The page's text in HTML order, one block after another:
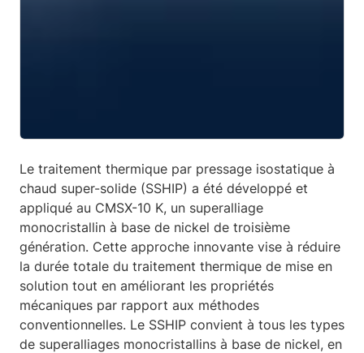
Le traitement thermique par pressage isostatique à
chaud super-solide (SSHIP) a été développé et
appliqué au CMSX-10 K, un superalliage
monocristallin à base de nickel de troisième
génération. Cette approche innovante vise à réduire
la durée totale du traitement thermique de mise en
solution tout en améliorant les propriétés
mécaniques par rapport aux méthodes
conventionnelles. Le SSHIP convient à tous les types
de superalliages monocristallins à base de nickel, en